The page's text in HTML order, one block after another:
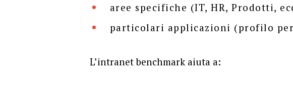
aree specifiche (IT, HR, Prodotti,
particolari applicazioni (profilo
L’intranet benchmark aiuta a: